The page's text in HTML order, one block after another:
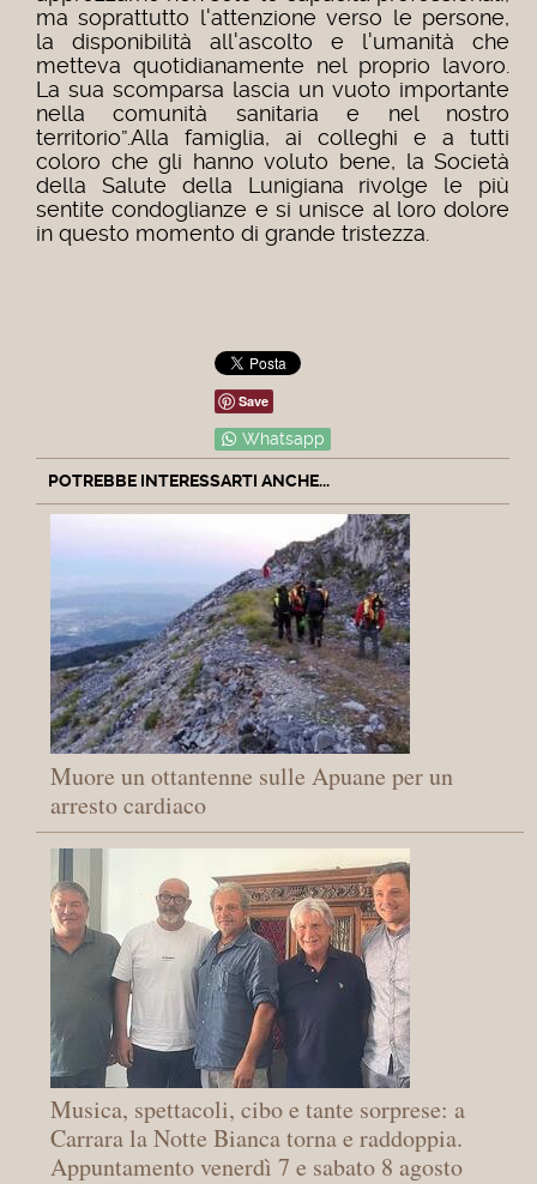
ma soprattutto l'attenzione verso le persone,
la disponibilità all'ascolto e l'umanità che
metteva quotidianamente nel proprio lavoro.
La sua scomparsa lascia un vuoto importante
nella comunità sanitaria e nel nostro
territorio”.Alla famiglia, ai colleghi e a tutti
coloro che gli hanno voluto bene, la Società
della Salute della Lunigiana rivolge le più
sentite condoglianze e si unisce al loro dolore
in questo momento di grande tristezza.
Save
Whatsapp
POTREBBE INTERESSARTI ANCHE...
Muore un ottantenne sulle Apuane per un
arresto cardiaco
Musica, spettacoli, cibo e tante sorprese: a
Carrara la Notte Bianca torna e raddoppia.
Appuntamento venerdì 7 e sabato 8 agosto